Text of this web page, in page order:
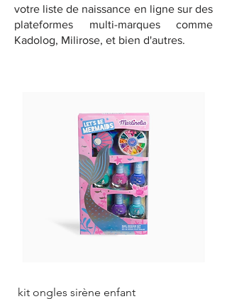
votre liste de naissance en ligne sur des
plateformes multi-marques comme
Kadolog, Milirose, et bien d'autres.
kit ongles sirène enfant